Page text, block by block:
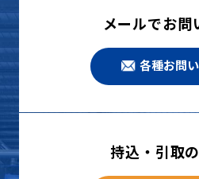
メールでお問
各種お問
持込・引取